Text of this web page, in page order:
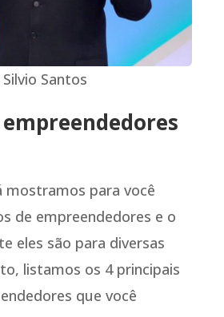
Silvio Santos
mostramos para você
de empreendedores e o
eles são para diversas
listamos os 4 principais
que você